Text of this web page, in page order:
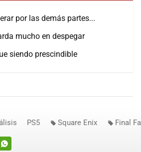
por las demás partes...
mucho en despegar
siendo prescindible
PS5 Square Enix Final